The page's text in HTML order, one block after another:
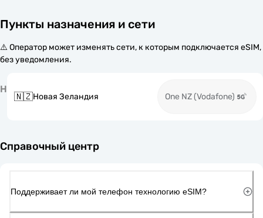
Пункты назначения и сети
⚠️ Оператор может изменять сети, к которым подключается eSIM,
без уведомления.
Н
🇳🇿Новая Зеландия One NZ (Vodafone)
Справочный центр
Поддерживает ли мой телефон технологию eSIM?